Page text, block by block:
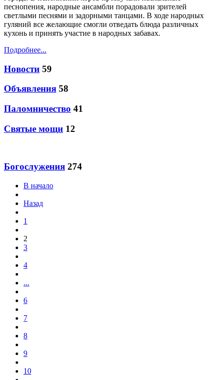
песнопения, народные ансамбли порадовали зрителей
светлыми песнями и задорными танцами. В ходе народных
гуляний все желающие смогли отведать блюда различных
кухонь и принять участие в народных забавах.
Подробнее...
Новости 59
Объявления 58
Паломничество 41
Святые мощи 12
Богослужения 274
В начало
Назад
1
2
3
4
...
6
7
8
9
10